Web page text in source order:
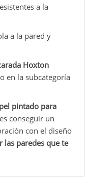
a la
a la pared y
Hoxton
en la subcategoría
pintado para
conseguir un
con el diseño
las paredes que te